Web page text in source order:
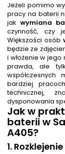
Jeżeli pomimo
pracy na baterii
jakwymiana
czynność, czy
Większości osób
będzie ze
i włożenie w
prawda, ale
współczesnych
bardziej
technicznej,
dysponowania
Jak w
baterii w
A405?
1.